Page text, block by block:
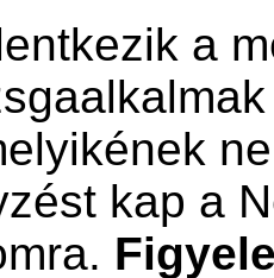
a
kap a